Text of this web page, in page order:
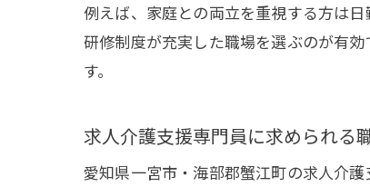
例えば、家庭との両立を重視する方は
研修制度が充実した職場を選ぶのが有
す。
求人介護支援専門員に求められる
愛知県一宮市・海部郡蟹江町の求人介